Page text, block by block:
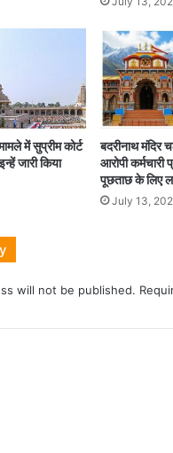
में सुप्रीम कोर्ट
जारी किया
बदरीनाथ मंदिर
आरोपी कर्मचारी
पूछताछ के लिए
July 13,
will not be published.